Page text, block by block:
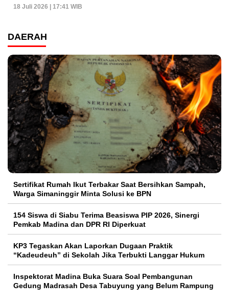
18 Juli 2026 | 17:41 WIB
DAERAH
Sertifikat Rumah Ikut Terbakar Saat Bersihkan Sampah,
Warga Simaninggir Minta Solusi ke BPN
154 Siswa di Siabu Terima Beasiswa PIP 2026, Sinergi
Pemkab Madina dan DPR RI Diperkuat
KP3 Tegaskan Akan Laporkan Dugaan Praktik
“Kadeudeuh” di Sekolah Jika Terbukti Langgar Hukum
Inspektorat Madina Buka Suara Soal Pembangunan
Gedung Madrasah Desa Tabuyung yang Belum Rampung